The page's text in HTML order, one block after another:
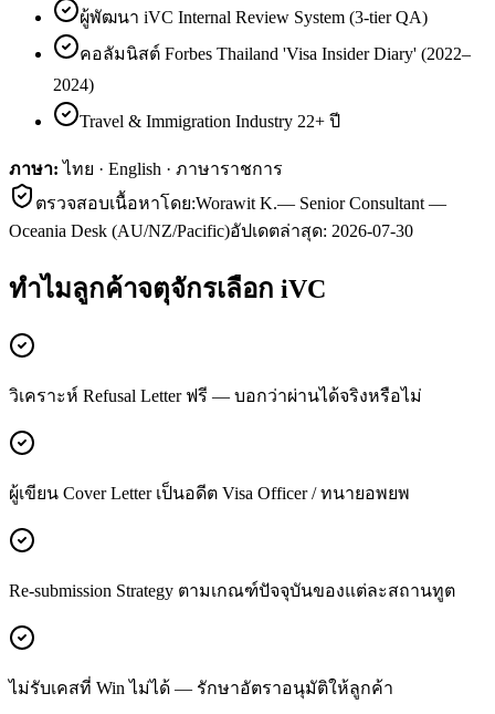
ผู้พัฒนา iVC Internal Review System (3-tier QA)
คอลัมนิสต์ Forbes Thailand 'Visa Insider Diary' (2022–
2024)
Travel & Immigration Industry 22+ ปี
ภาษา: ไทย · English · ภาษาราชการ
ตรวจสอบเนื้อหาโดย:Worawit K.— Senior Consultant —
Oceania Desk (AU/NZ/Pacific)อัปเดตล่าสุด: 2026-07-30
ทำไมลูกค้าจตุจักรเลือก iVC
วิเคราะห์ Refusal Letter ฟรี — บอกว่าผ่านได้จริงหรือไม่
ผู้เขียน Cover Letter เป็นอดีต Visa Officer / ทนายอพยพ
Re-submission Strategy ตามเกณฑ์ปัจจุบันของแต่ละสถานทูต
ไม่รับเคสที่ Win ไม่ได้ — รักษาอัตราอนุมัติให้ลูกค้า